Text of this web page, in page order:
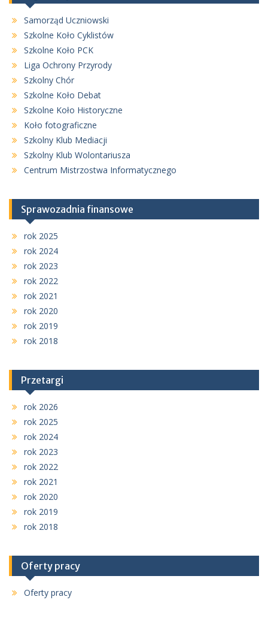
Samorząd Uczniowski
Szkolne Koło Cyklistów
Szkolne Koło PCK
Liga Ochrony Przyrody
Szkolny Chór
Szkolne Koło Debat
Szkolne Koło Historyczne
Koło fotograficzne
Szkolny Klub Mediacji
Szkolny Klub Wolontariusza
Centrum Mistrzostwa Informatycznego
Sprawozadnia finansowe
rok 2025
rok 2024
rok 2023
rok 2022
rok 2021
rok 2020
rok 2019
rok 2018
Przetargi
rok 2026
rok 2025
rok 2024
rok 2023
rok 2022
rok 2021
rok 2020
rok 2019
rok 2018
Oferty pracy
Oferty pracy